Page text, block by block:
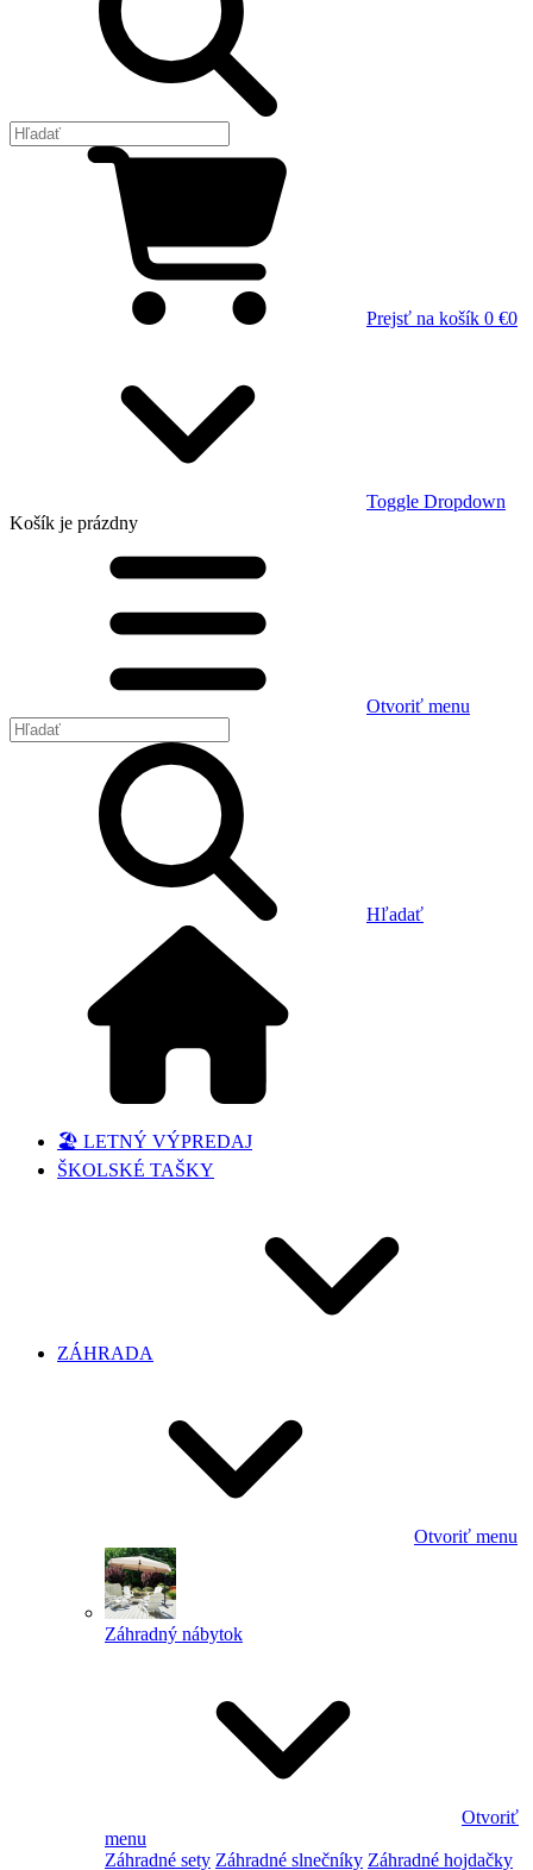
Prejsť na košík 0 €0
Toggle Dropdown
Košík je prázdny
Otvoriť menu
Hľadať
🏖️ LETNÝ VÝPREDAJ
ŠKOLSKÉ TAŠKY
ZÁHRADA
Otvoriť menu
Záhradný nábytok
Otvoriť
menu
Záhradné sety Záhradné slnečníky Záhradné hojdačky